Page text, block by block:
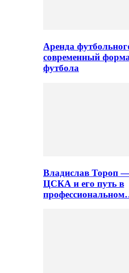
Аренда
современный
футбола
Владислав Тороп
ЦСКА и его путь в